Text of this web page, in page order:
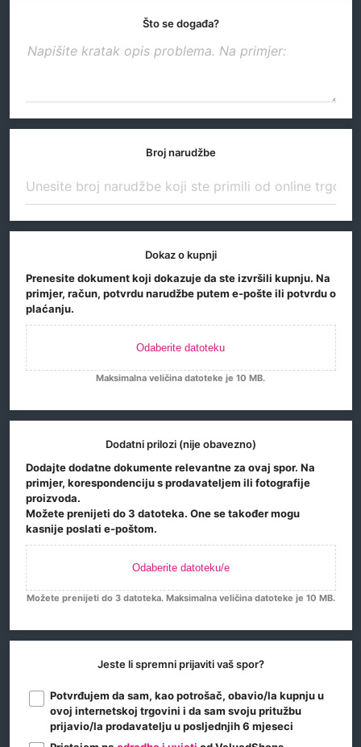
Što se događa?
Broj narudžbe
Dokaz o kupnji
Prenesite dokument koji dokazuje da ste izvršili kupnju. Na
primjer, račun, potvrdu narudžbe putem e-pošte ili potvrdu o
plaćanju.
Odaberite datoteku
Maksimalna veličina datoteke je 10 MB.
Dodatni prilozi (nije obavezno)
Dodajte dodatne dokumente relevantne za ovaj spor. Na
primjer, korespondenciju s prodavateljem ili fotografije
proizvoda.
Možete prenijeti do 3 datoteka. One se također mogu
kasnije poslati e-poštom.
Odaberite datoteku/e
Možete prenijeti do 3 datoteka. Maksimalna veličina datoteke je 10 MB.
Jeste li spremni prijaviti vaš spor?
Potvrđujem da sam, kao potrošač, obavio/la kupnju u
ovoj internetskoj trgovini i da sam svoju pritužbu
prijavio/la prodavatelju u posljednjih 6 mjeseci